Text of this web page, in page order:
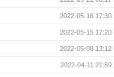
2022-05-16 17:30
2022-05-15 17:20
2022-05-08 13:12
2022-04-11 21:59